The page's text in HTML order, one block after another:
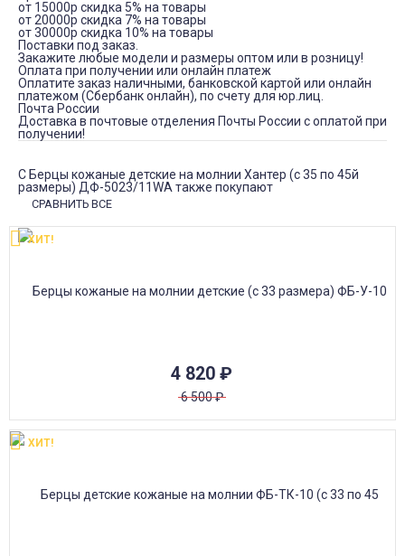
от 15000р скидка 5% на товары
от 20000р скидка 7% на товары
от 30000р скидка 10% на товары
Поставки под заказ.
Закажите любые модели и размеры оптом или в розницу!
Оплата при получении или онлайн платеж
Оплатите заказ наличными, банковской картой или онлайн
платежом (Сбербанк онлайн), по счету для юр.лиц.
Почта России
Доставка в почтовые отделения Почты России с оплатой при
получении!
С Берцы кожаные детские на молнии Хантер (с 35 по 45й
размеры) ДФ-5023/11WA также покупают
СРАВНИТЬ ВСЕ
4 820 ₽
6 500₽
ХИТ!
ХИТ!